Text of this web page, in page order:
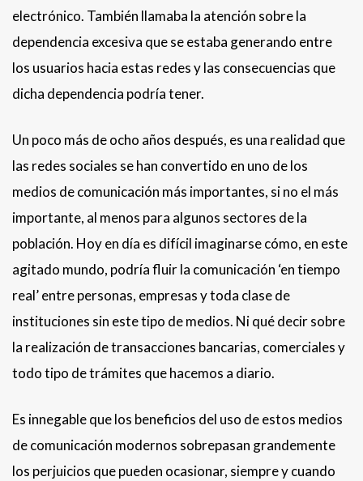
electrónico. También llamaba la atención sobre la
dependencia excesiva que se estaba generando entre
los usuarios hacia estas redes y las consecuencias que
dicha dependencia podría tener.
Un poco más de ocho años después, es una realidad que
las redes sociales se han convertido en uno de los
medios de comunicación más importantes, si no el más
importante, al menos para algunos sectores de la
población. Hoy en día es difícil imaginarse cómo, en este
agitado mundo, podría fluir la comunicación ‘en tiempo
real’ entre personas, empresas y toda clase de
instituciones sin este tipo de medios. Ni qué decir sobre
la realización de transacciones bancarias, comerciales y
todo tipo de trámites que hacemos a diario.
Es innegable que los beneficios del uso de estos medios
de comunicación modernos sobrepasan grandemente
los perjuicios que pueden ocasionar, siempre y cuando